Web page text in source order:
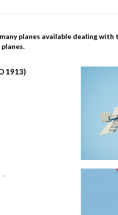
planes available dealing
1913)